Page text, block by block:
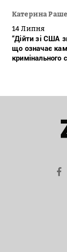
Катерина
14 Липня
“Дійти зі США
що означає
кримінального